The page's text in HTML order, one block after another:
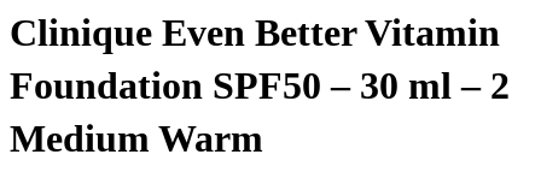
Clinique Even Better Vitamin
Foundation SPF50 – 30 ml – 2
Medium Warm